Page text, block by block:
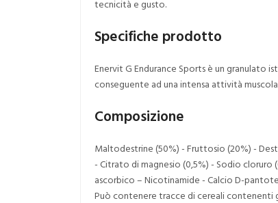
tecnicità e gusto.
Specifiche prodotto
Enervit G Endurance Sports è un granulato
conseguente ad una intensa attività
Composizione
Maltodestrine (50%) - Fruttosio (20%) -
- Citrato di magnesio (0,5%) - Sodio
ascorbico – Nicotinamide - Calcio D-
Può contenere tracce di cereali contenenti